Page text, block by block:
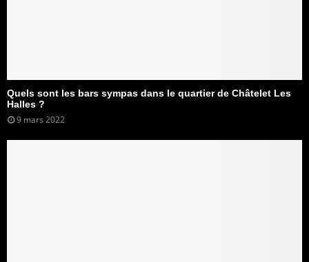
Quels sont les bars sympas dans le quartier de Châtelet Les
Halles ?
9 mars 2022